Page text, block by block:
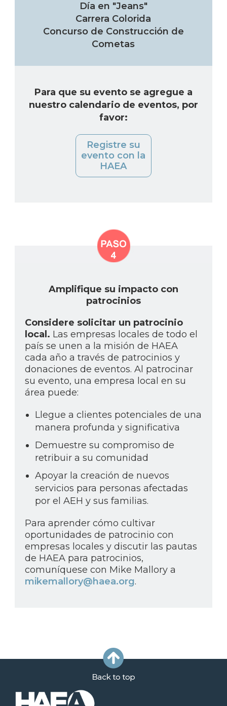
Día en "Jeans"
Carrera Colorida
Concurso de Construcción de
Cometas
Para que su evento se agregue a
nuestro calendario de eventos, por
favor:
Registre su
evento con la
HAEA
Amplifique su impacto con
patrocinios
Considere solicitar un patrocinio
local. Las empresas locales de todo el
país se unen a la misión de HAEA
cada año a través de patrocinios y
donaciones de eventos. Al patrocinar
su evento, una empresa local en su
área puede:
Llegue a clientes potenciales de una
manera profunda y significativa
Demuestre su compromiso de
retribuir a su comunidad
Apoyar la creación de nuevos
servicios para personas afectadas
por el AEH y sus familias.
Para aprender cómo cultivar
oportunidades de patrocinio con
empresas locales y discutir las pautas
de HAEA para patrocinios,
comuníquese con Mike Mallory a
mikemallory@haea.org.